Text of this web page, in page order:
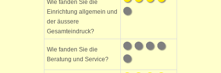
Wie fanden Sie die
Einrichtung allgemein und
der äussere
Gesamteindruck?
Wie fanden Sie die
Beratung und Service?